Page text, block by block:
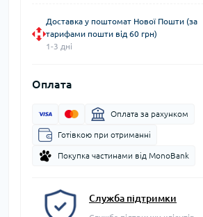
Доставка у поштомат Нової Пошти (за
тарифами пошти від 60 грн)
1-3 дні
Оплата
Оплата за рахунком
Готівкою при отриманні
Покупка частинами від MonoBank
Служба підтримки